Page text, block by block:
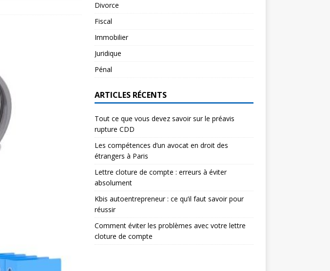
Divorce
Fiscal
Immobilier
Juridique
Pénal
ARTICLES RÉCENTS
Tout ce que vous devez savoir sur le préavis
rupture CDD
Les compétences d’un avocat en droit des
étrangers à Paris
Lettre cloture de compte : erreurs à éviter
absolument
Kbis autoentrepreneur : ce qu’il faut savoir pour
réussir
Comment éviter les problèmes avec votre lettre
cloture de compte